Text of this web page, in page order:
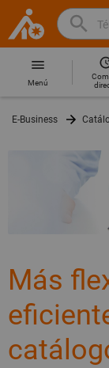
Hoffmann
Group
Home
Término
de
no.,
EAN/
marca...
Hoffmann
site
Menú
E-Business
Más